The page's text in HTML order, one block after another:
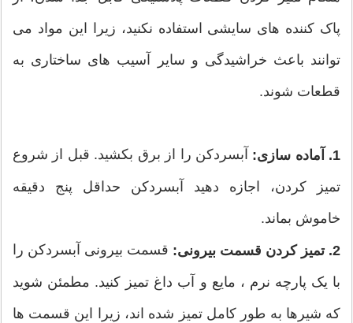
پاک کننده های سایشی استفاده نکنید، زیرا این مواد می
توانند باعث خراشیدگی و سایر آسیب های ساختاری به
قطعات شوند.
1. آماده سازی: آبسردکن را از برق بکشید. قبل از شروع
تمیز کردن، اجازه دهید آبسردکن حداقل پنج دقیقه
خاموش بماند.
2. تمیز کردن قسمت بیرونی: قسمت بیرونی آبسردکن را
با یک پارچه نرم ، مایع و آب داغ تمیز کنید. مطمئن شوید
که شیرها به طور کامل تمیز شده اند، زیرا این قسمت ها